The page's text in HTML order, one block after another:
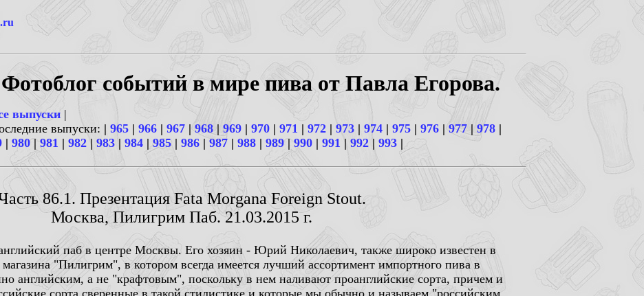
Фотоблог событий в мире пива от Павла Егорова.
выпуски |
выпуски: | 965 | 966 | 967 | 968 | 969 | 970 | 971 | 972 | 973 | 974 | 975 | 976 | 977 | 978 |
| 980 | 981 | 982 | 983 | 984 |985| 986 | 987 | 988 | 989| 990 | 991 | 992 | 993 |
86.1. Презентация Fata Morgana Foreign Stout.
Москва, Пилигрим Паб. 21.03.2015 г.
паб в центре Москвы. Его хозяин - Юрий Николаевич, также широко известен в
"Пилигрим", в котором всегда имеется лучший ассортимент импортного пива в
английским, а не "крафтовым", поскольку в нем наливают проанглийские сорта, причем и
сорта сверенные в такой стилистике и которые мы обычно и называем "российским